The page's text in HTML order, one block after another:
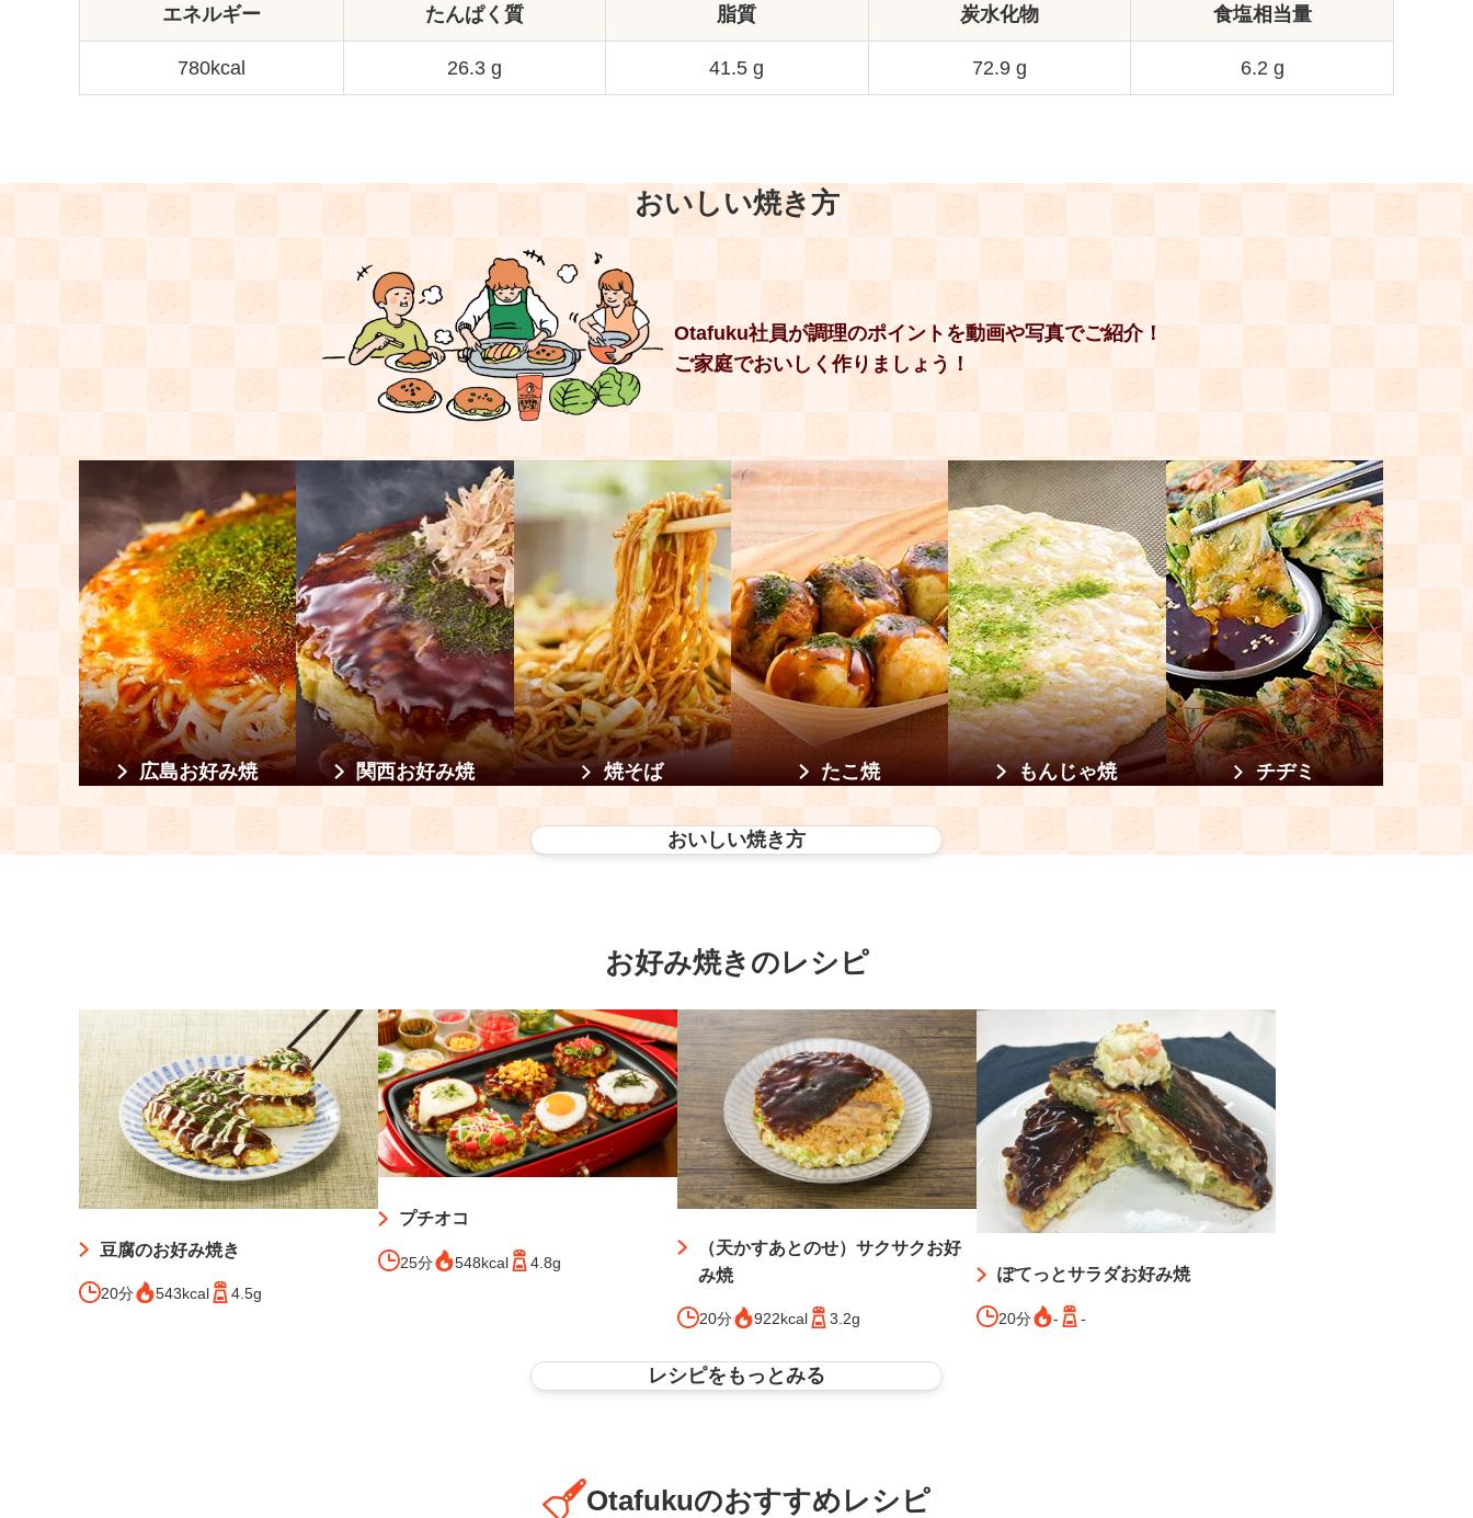
エネルギー
780kcal
たんぱく質
26.3 g
脂質
41.5 g
炭水化物
72.9 g
食塩相当量
6.2 g
おいしい焼き方
Otafuku社員が調理のポイントを動画や写真でご紹介！
ご家庭でおいしく作りましょう！
広島お好み焼 関西お好み焼 焼そば たこ焼 もんじゃ焼 チヂミ
おいしい焼き方
お好み焼きのレシピ
豆腐のお好み焼き
20分 543kcal 4.5g
プチオコ
25分 548kcal 4.8g
（天かすあとのせ）サクサクお好
み焼
20分 922kcal 3.2g
ぽてっとサラダお好み焼
20分 - -
レシピをもっとみる
Otafukuのおすすめレシピ